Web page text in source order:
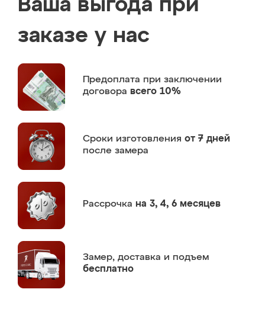
Ваша выгода при
заказе у нас
Предоплата при заключении
договора всего 10%
Сроки изготовления от 7 дней
после замера
Рассрочка на 3, 4, 6 месяцев
Замер, доставка и подъем
бесплатно